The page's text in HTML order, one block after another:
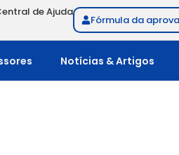
de Ajuda
Fórmula da
Notícias & Artigos